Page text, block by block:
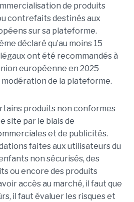
de produits
contrefaits destinés aux
sur sa plateforme.
déclaré qu’au moins 15
ont été recommandés à
européenne en 2025
de la plateforme.
produits non conformes
site par le biais de
et de publicités.
faites aux utilisateurs du
non sécurisés, des
ou encore des produits
accès au marché, il faut que
il faut évaluer les risques et